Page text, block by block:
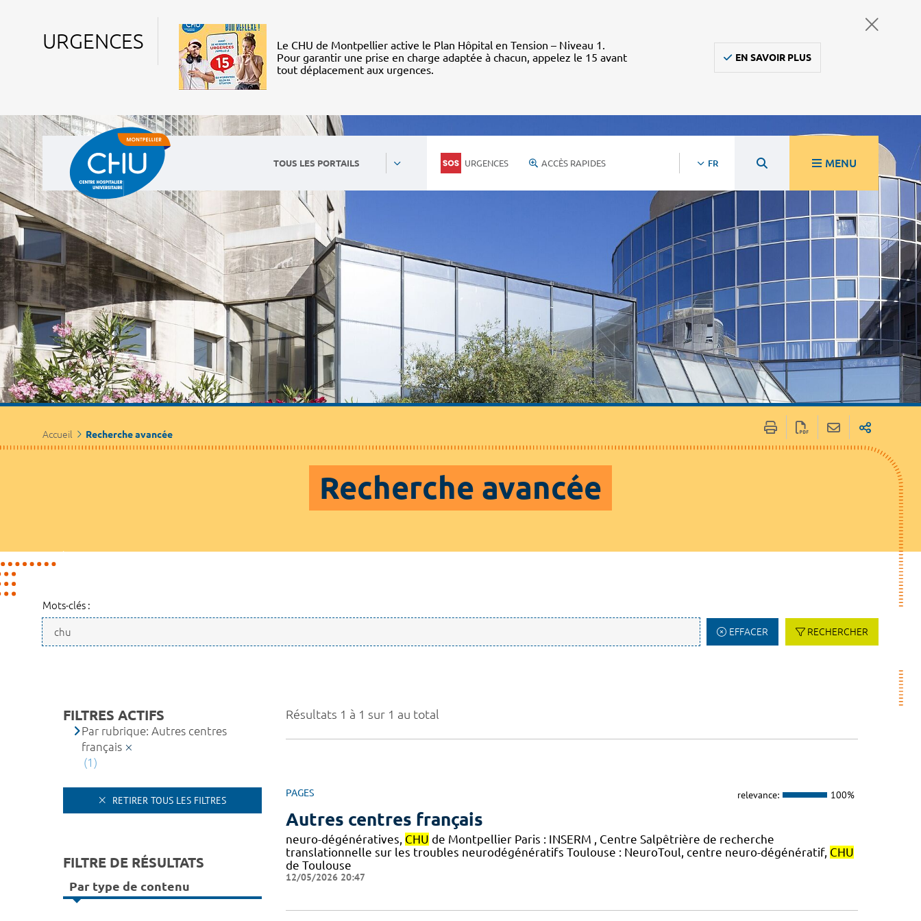
URGENCES
Le CHU de Montpellier active le Plan Hôpital en Tension – Niveau 1.
Pour garantir une prise en charge adaptée à chacun, appelez le 15 avant
tout déplacement aux urgences.
EN SAVOIR PLUS
TOUS LES PORTAILS URGENCES ACCÈS RAPIDES FR MENU
Accueil Recherche avancée
Recherche avancée
Mots-clés :
EFFACER RECHERCHER
Résultats 1 à 1 sur 1 au total
PAGES relevance: 100%
Autres centres français
neuro-dégénératives, CHU de Montpellier Paris : INSERM , Centre Salpêtrière de recherche
translationnelle sur les troubles neurodégénératifs Toulouse : NeuroToul, centre neuro-dégénératif, CHU
de Toulouse
12/05/2026 20:47
FILTRES ACTIFS
Par rubrique: Autres centres
français
(1)
RETIRER TOUS LES FILTRES
FILTRE DE RÉSULTATS
Par type de contenu